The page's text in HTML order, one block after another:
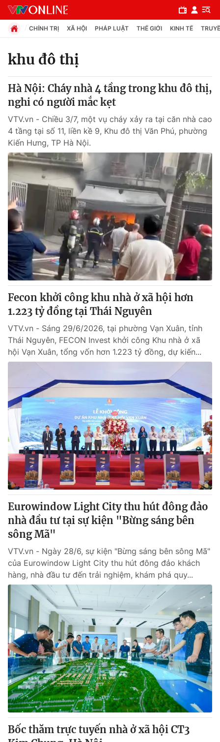
Chuyên mục
Chính trị
Xã hội
Pháp luật
Y tế
Thế giới
Tin tức
Thế giới đó đây
Câu chuyện quốc tế
Kinh tế
Tài chính
Thị trường
Góc doanh nghiệp
Dữ liệu và đời sống
Truyền hình
Phim VTV
Hậu trường
Nhân vật
Giải sao mai
Giải trí
Điện ảnh
Đời sống
Làm đẹp
Chất lượng cuộc sống
Giáo dục
Tuyển sinh
Học trực tuyến
Công nghệ
Hitech Công nghệ tương lai
Sản phẩm
Thị trường
Tư vấn
Giao lưu trực tuyến
Lịch phát sóng
Chuyên mục khác
Emagazine Podcast
Photo Infographic
Video Shorts video
VTV Money VTV Thể thao
VTV Sức khoẻ Bất động sản
Thị trường 24h Tấm lòng Việt
VTV4 Vươn mình bằng AI
VTV9 VTV8
CHÍNH TRỊ XÃ HỘI PHÁP LUẬT THẾ GIỚI KINH TẾ
khu đô thị
Hà Nội: Cháy nhà 4 tầng trong khu đô thị,
nghi có người mắc kẹt
VTV.vn - Chiều 3/7, một vụ cháy xảy ra tại căn nhà cao
4 tầng tại số 11, liền kề 9, Khu đô thị Văn Phú, phường
Kiến Hưng, TP Hà Nội.
Fecon khởi công khu nhà ở xã hội hơn
1.223 tỷ đồng tại Thái Nguyên
VTV.vn - Sáng 29/6/2026, tại phường Vạn Xuân, tỉnh
Thái Nguyên, FECON Invest khởi công Khu nhà ở xã
hội Vạn Xuân, tổng vốn hơn 1.223 tỷ đồng, dự kiến...
Eurowindow Light City thu hút đông đảo
nhà đầu tư tại sự kiện "Bừng sáng bên
sông Mã"
VTV.vn - Ngày 28/6, sự kiện "Bừng sáng bên sông Mã"
của Eurowindow Light City thu hút đông đảo khách
hàng, nhà đầu tư đến trải nghiệm, khám phá quy...
Bốc thăm trực tuyến nhà ở xã hội CT3